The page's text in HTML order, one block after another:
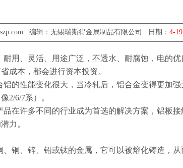
编辑：无锡瑞斯得金属制品有限公司 日期： 4-19
用、灵活、用途广泛，不透水、耐腐蚀，电的
成本，都会进行资本投资。
的性能变化很大，当冷轧后，铝合金变得更加
2/6/7系）。
在许多不同的行业成为首选的解决方案，铝板
力。
铜、锌、铅或钛的金属，它可以被熔化铸造，